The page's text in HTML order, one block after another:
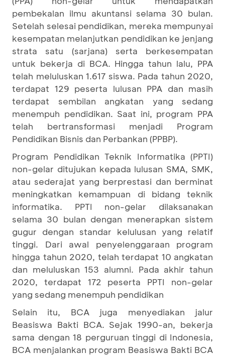
pembekalan ilmu akuntansi selama 30 bulan.
Setelah selesai pendidikan, mereka mempunyai
kesempatan melanjutkan pendidikan ke jenjang
strata satu (sarjana) serta berkesempatan
untuk bekerja di BCA. Hingga tahun lalu, PPA
telah meluluskan 1.617 siswa. Pada tahun 2020,
terdapat 129 peserta lulusan PPA dan masih
terdapat sembilan angkatan yang sedang
menempuh pendidikan. Saat ini, program PPA
telah bertransformasi menjadi Program
Pendidikan Bisnis dan Perbankan (PPBP).
Program Pendidikan Teknik Informatika (PPTI)
non-gelar ditujukan kepada lulusan SMA, SMK,
atau sederajat yang berprestasi dan berminat
meningkatkan kemampuan di bidang teknik
informatika. PPTI non-gelar dilaksanakan
selama 30 bulan dengan menerapkan sistem
gugur dengan standar kelulusan yang relatif
tinggi. Dari awal penyelenggaraan program
hingga tahun 2020, telah terdapat 10 angkatan
dan meluluskan 153 alumni. Pada akhir tahun
2020, terdapat 172 peserta PPTI non-gelar
yang sedang menempuh pendidikan
Selain itu, BCA juga menyediakan jalur
Beasiswa Bakti BCA. Sejak 1990-an, bekerja
sama dengan 18 perguruan tinggi di Indonesia,
BCA menjalankan program Beasiswa Bakti BCA